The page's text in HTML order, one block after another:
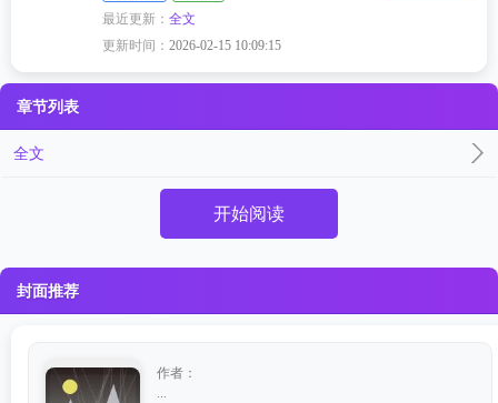
最近更新：全文
更新时间：2026-02-15 10:09:15
章节列表
全文
开始阅读
封面推荐
作者：